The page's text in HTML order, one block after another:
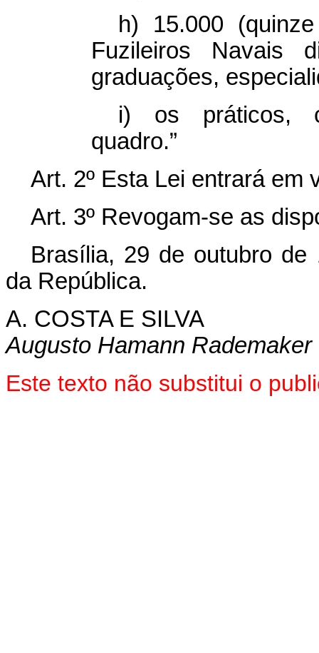
h) 15.000
Fuzileiros Navais
graduações,
i) os práticos,
quadro.”
Art. 2º Esta Lei entrará em
Art. 3º Revogam-se as
Brasília, 29 de outubro de
da República.
A. COSTA E SILVA
Augusto Hamann
Este texto não substitui o